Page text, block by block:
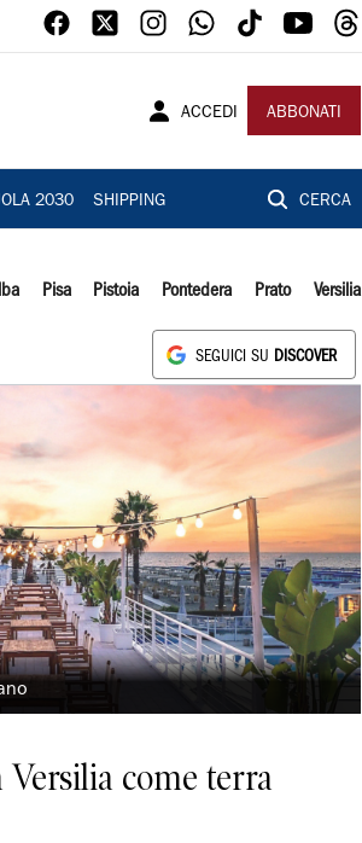
ACCEDI ABBONATI
2030 SHIPPING CERCA
Pisa Pistoia Pontedera Prato Versilia
SEGUICI SU DISCOVER
Versilia come terra